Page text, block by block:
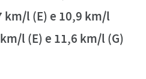
km/l (E) e 10,9 km/l
l (E) e 11,6 km/l (G)